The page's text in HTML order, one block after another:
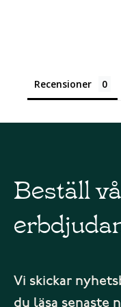
Recensioner
Beställ
Vi skickar
du läsa senaste